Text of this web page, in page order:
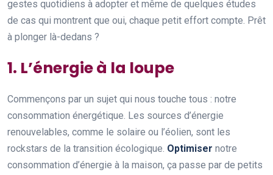
gestes quotidiens à adopter et même de quelques études
de cas qui montrent que oui, chaque petit effort compte. Prêt
à plonger là-dedans ?
1. L’énergie à la loupe
Commençons par un sujet qui nous touche tous : notre
consommation énergétique. Les sources d’énergie
renouvelables, comme le solaire ou l’éolien, sont les
rockstars de la transition écologique. Optimiser notre
consommation d’énergie à la maison, ça passe par de petits